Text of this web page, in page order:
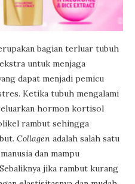
bagian terluar tubuh
untuk menjaga
dapat menjadi pemicu
Ketika tubuh mengalami
hormon kortisol
rambut sehingga
Collagen adalah salah satu
dan mampu
jika rambut kurang